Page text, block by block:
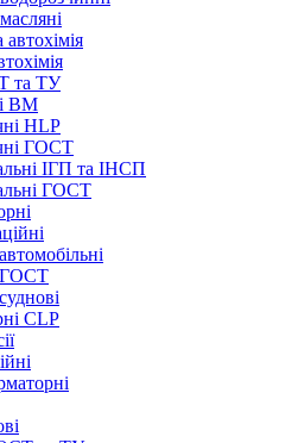
та ТУ
ВМ
HLP
ГОСТ
ІГП та ІНСП
ГОСТ
ГОСТ
CLP